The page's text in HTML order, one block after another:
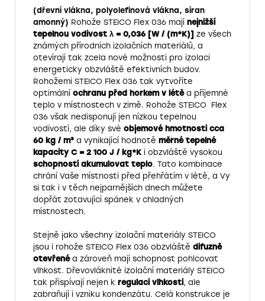
(dřevní vlákna, polyolefinová vlákna, síran
amonný) Rohože STEICO Flex 036 mají nejnižší
tepelnou vodivost λ = 0,036 [W / (m*K)] ze všech
známých přírodních izolačních materiálů, a
otevírají tak zcela nové možnosti pro izolaci
energeticky obzvláště efektivních budov.
Rohožemi STEICO Flex 036 tak vytvoříte
optimální ochranu před horkem v létěa příjemné
teplo v místnostech v zimě. Rohože STEICO
Flex
036 však nedisponují jen nízkou tepelnou
vodivostí, ale díky své objemové hmotnosti cca
60 kg / m³ a vynikající hodnotě měrné tepelné
kapacity C = 2 100 J / kg*Ki obzvláště vysokou
schopností akumulovat teplo. Tato kombinace
chrání Vaše místnosti před přehřátím v létě, a Vy
si tak i v těch nejparnějších dnech můžete
dopřát zotavující spánek v chladných
místnostech.
Stejně jako všechny izolační materiály STEICO
jsou i rohože STEICO Flex 036 obzvláště difuzně
otevřenéa zároveň mají schopnost pohlcovat
vlhkost. Dřevovláknité izolační materiály STEICO
tak přispívají nejen k regulaci vlhkosti, ale
zabraňují i vzniku kondenzátu. Celá konstrukce je